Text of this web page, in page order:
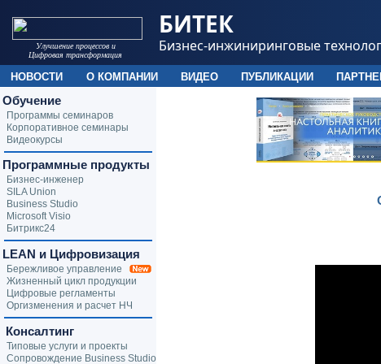
Обучение
Программы семинаров
Корпоративное семинары
Видеокурсы
Программные продукты
Бизнес-инженер
SILA Union
Business Studio
Microsoft Visio
Битрикс24
LEAN и Цифровизация
Бережливое управление
Жизненный цикл продукции
Цифровые регламенты
Оргизменения и расчет НЧ
Консалтинг
Типовые услуги и проекты
Сопровождение Business Studio
Улучшение процессов и
Цифровая трансформация
БИТЕК
Бизнес-инжиниринговые
НОВОСТИ О КОМПАНИИ ВИДЕО ПУБЛИКАЦИИ